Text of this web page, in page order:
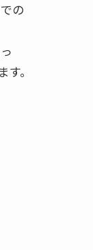
の
。